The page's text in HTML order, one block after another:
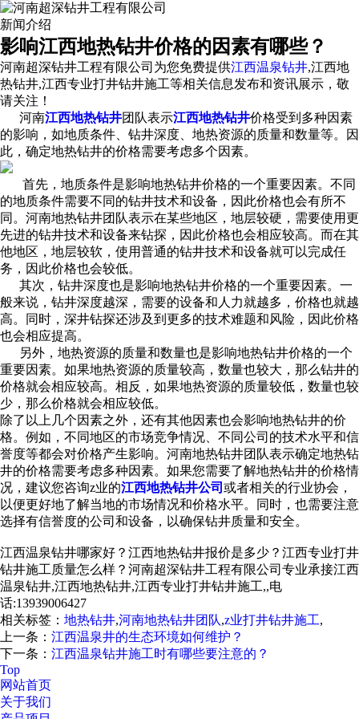
新闻介绍
影响江西地热钻井价格的因素有哪些？
河南超深钻井工程有限公司为您免费提供江西温泉钻井,江西地
热钻井,江西专业打井钻井施工等相关信息发布和资讯展示，敬
请关注！
河南江西地热钻井团队表示江西地热钻井价格受到多种因素
的影响，如地质条件、钻井深度、地热资源的质量和数量等。因
此，确定地热钻井的价格需要考虑多个因素。
首先，地质条件是影响地热钻井价格的一个重要因素。不同
的地质条件需要不同的钻井技术和设备，因此价格也会有所不
同。河南地热钻井团队表示在某些地区，地层较硬，需要使用更
先进的钻井技术和设备来钻探，因此价格也会相应较高。而在其
他地区，地层较软，使用普通的钻井技术和设备就可以完成任
务，因此价格也会较低。
其次，钻井深度也是影响地热钻井价格的一个重要因素。一
般来说，钻井深度越深，需要的设备和人力就越多，价格也就越
高。同时，深井钻探还涉及到更多的技术难题和风险，因此价格
也会相应提高。
另外，地热资源的质量和数量也是影响地热钻井价格的一个
重要因素。如果地热资源的质量较高，数量也较大，那么钻井的
价格就会相应较高。相反，如果地热资源的质量较低，数量也较
少，那么价格就会相应较低。
除了以上几个因素之外，还有其他因素也会影响地热钻井的价
格。例如，不同地区的市场竞争情况、不同公司的技术水平和信
誉度等都会对价格产生影响。河南地热钻井团队表示确定地热钻
井的价格需要考虑多种因素。如果您需要了解地热钻井的价格情
况，建议您咨询z业的江西地热钻井公司 或者相关的行业协会，
以便更好地了解当地的市场情况和价格水平。同时，也需要注意
选择有信誉度的公司和设备，以确保钻井质量和安全。
江西温泉钻井哪家好？江西地热钻井报价是多少？江西专业打井
钻井施工质量怎么样？河南超深钻井工程有限公司专业承接江西
温泉钻井,江西地热钻井,江西专业打井钻井施工,,电
话:13939006427
相关标签： 地热钻井,河南地热钻井团队,z业打井钻井施工,
上一条： 江西温泉井的生态环境如何维护？
下一条： 江西温泉钻井施工时有哪些要注意的？
Top
网站首页
关于我们